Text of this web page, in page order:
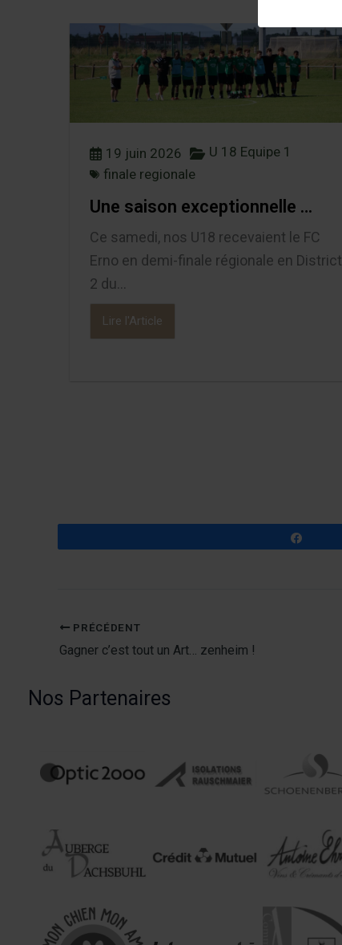
19 juin 2026
U 18 Equipe 1
finale regionale
Une saison exceptionnelle …
Ce samedi, nos U18 recevaient le FC
Erno en demi-finale régionale en District
2 du...
Lire l'Article
PRÉCÉDENT
Gagner c’est tout un Art… zenheim !
Nos Partenaires